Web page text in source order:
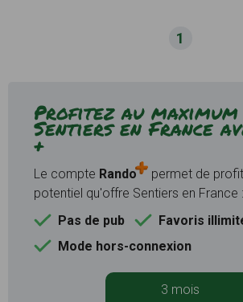
1
Profitez au maximum
Sentiers en France
+
Le compte Rando
permet de
potentiel qu'offre Sentiers en France :
Pas de pub
Favoris
Mode hors-connexion
3 mois